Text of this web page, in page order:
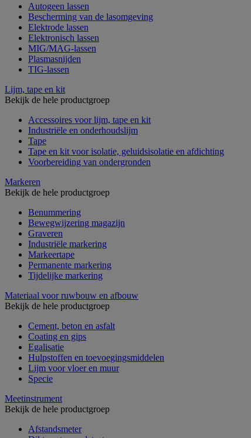
Autogeen lassen
Bescherming van de lasomgeving
Elektrode lassen
Elektronisch lassen
MIG/MAG-lassen
Plasmasnijden
TIG-lassen
Lijm, tape en kit
Bekijk de hele productgroep
Accessoires voor lijm, tape en kit
Industriële en onderhoudslijm
Tape
Tape en kit voor isolatie, geluidsisolatie en afdichting
Voorbereiding van ondergronden
Markeren
Bekijk de hele productgroep
Benummering
Bewegwijzering magazijn
Graveren
Industriële markering
Markeertape
Permanente markering
Tijdelijke markering
Materiaal voor ruwbouw en afbouw
Bekijk de hele productgroep
Cement, beton en asfalt
Coating en gips
Egalisatie
Hulpstoffen en toevoegingsmiddelen
Lijm voor vloer en muur
Specie
Meetinstrument
Bekijk de hele productgroep
Afstandsmeter